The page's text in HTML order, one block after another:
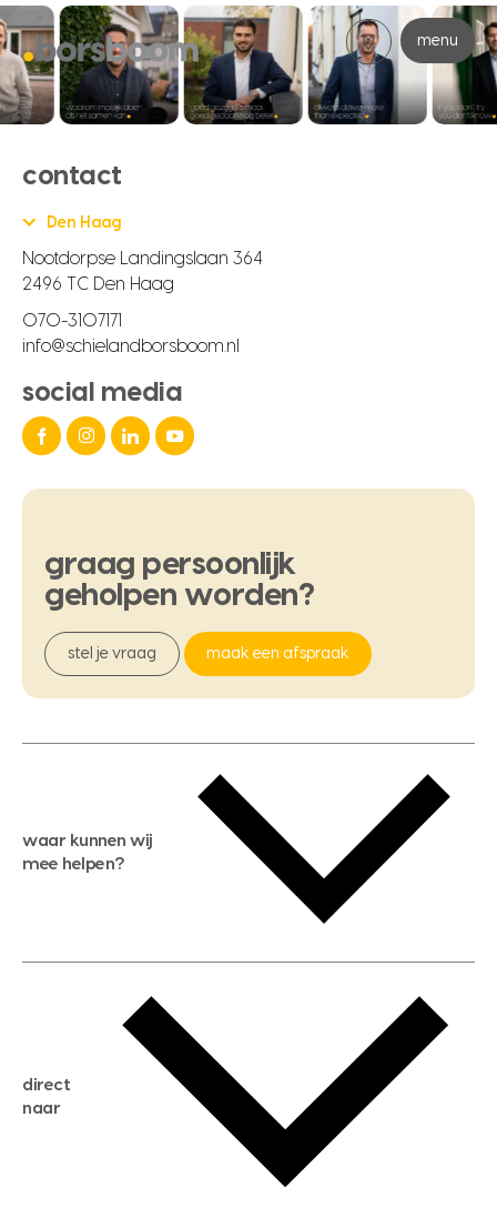
menu
contact
Den Haag
Nootdorpse Landingslaan 364
2496 TC Den Haag
070-3107171
info@schielandborsboom.nl
social media
graag persoonlijk
geholpen worden?
stel je vraag maak een afspraak
waar kunnen wij
mee helpen?
gratis zoekservice
huis verkopen
huis kopen
direct
naar